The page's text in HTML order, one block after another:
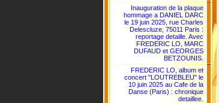
Inauguration de la plaque
hommage a DANIEL DARC
le 19 juin 2025, rue Charles
Delescluze, 75011 Paris :
reportage detaille. Avec
FREDERIC LO, MARC
DUFAUD et GEORGES
BETZOUNIS.
FREDERIC LO, album et
concert "LOUTREBLEU" le
10 juin 2025 au Cafe de la
Danse (Paris) : chronique
detaillee.